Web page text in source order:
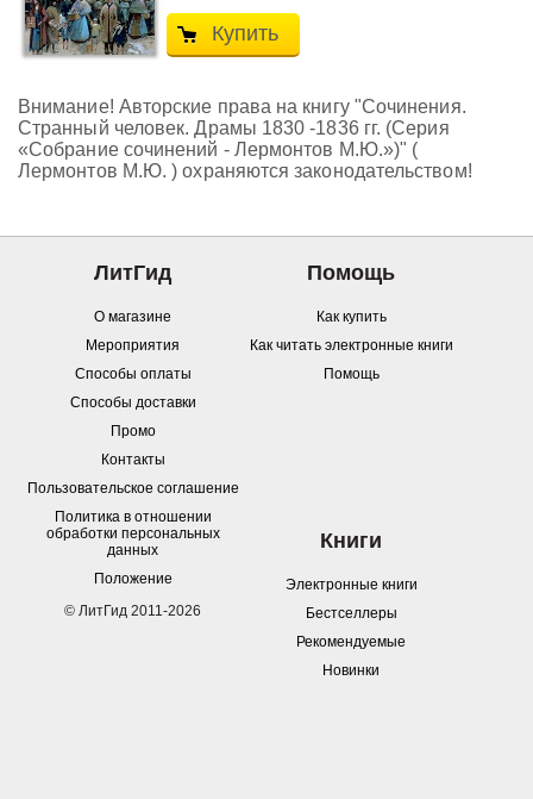
Купить
Внимание! Авторские права на книгу "Сочинения.
Странный человек. Драмы 1830 -1836 гг. (Серия
«Собрание сочинений - Лермонтов М.Ю.»)" (
Лермонтов М.Ю. ) охраняются законодательством!
ЛитГид
О магазине
Мероприятия
Способы оплаты
Способы доставки
Промо
Контакты
Пользовательское соглашение
Политика в отношении
обработки персональных
данных
Положение
© ЛитГид 2011-2026
Помощь
Как купить
Как читать электронные книги
Помощь
Книги
Электронные книги
Бестселлеры
Рекомендуемые
Новинки